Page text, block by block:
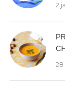
2
28